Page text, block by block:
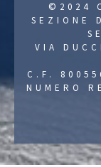
©2024
SEZIONE
VIA
C.F.
NUMERO